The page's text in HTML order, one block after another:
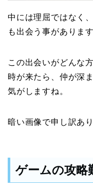
中には理屈ではなく
も出会う事があります
この出会いがどんな
時が来たら、仲が深
気がしますね。
暗い画像で申し訳あ
ゲームの攻略